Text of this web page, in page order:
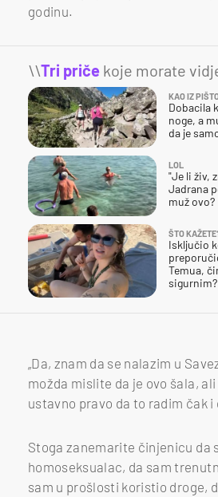
godinu.
\\Tri priče koje morate
KAO IZ
Dobacila
noge, a
da je
LOL
"Je li živ,
Jadrana
muž ovo?
ŠTO
Isključio
Temua,
sigurnim?
„Da, znam da se nalazim u
možda mislite da je ovo šala,
ustavno pravo da to radim čak i
Stoga zanemarite činjenicu da
homoseksualac, da sam
sam u prošlosti koristio droge,